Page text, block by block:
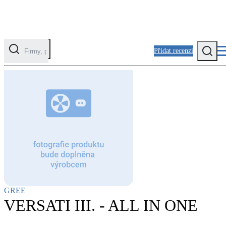
Přidat recenzi
Fotovoltaika
Solární ohřev vody
Tepelná čerpadla
Klimatizace pro vytápění
Zateplení
GREE
VERSATI III. - ALL IN ONE